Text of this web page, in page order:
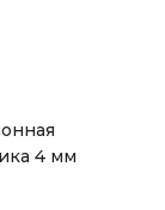
4 мм